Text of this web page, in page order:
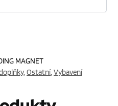
MAGNET
, Ostatní, Vybavení